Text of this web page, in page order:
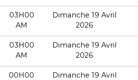
03H00
AM
Dimanche 19 Avril
2026
03H00
AM
Dimanche 19 Avril
2026
00H00
Dimanche 19 Avril